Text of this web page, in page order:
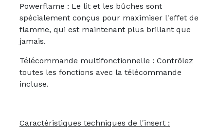
Powerflame : Le lit et les bûches sont
spécialement conçus pour maximiser l'effet de
flamme, qui est maintenant plus brillant que
jamais.
Télécommande multifonctionnelle : Contrôlez
toutes les fonctions avec la télécommande
incluse.
Caractéristiques techniques de l'insert :